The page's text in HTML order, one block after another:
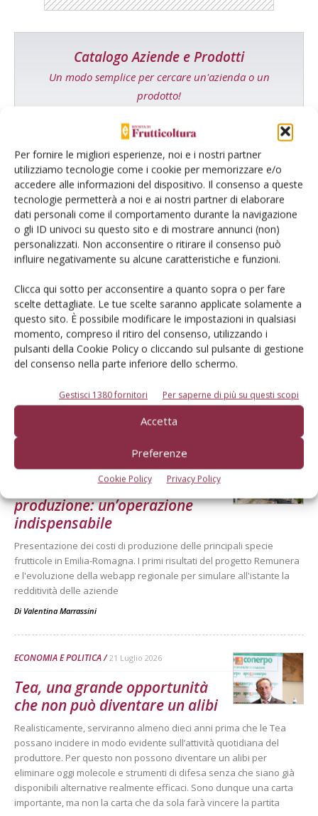
Per fornire le migliori esperienze, noi e i nostri partner
utilizziamo tecnologie come i cookie per memorizzare e/o
accedere alle informazioni del dispositivo. Il consenso a queste
tecnologie permetterà a noi e ai nostri partner di elaborare
dati personali come il comportamento durante la navigazione
o gli ID univoci su questo sito e di mostrare annunci (non)
personalizzati. Non acconsentire o ritirare il consenso può
influire negativamente su alcune caratteristiche e funzioni.
Clicca qui sotto per acconsentire a quanto sopra o per fare
scelte dettagliate. Le tue scelte saranno applicate solamente a
questo sito. È possibile modificare le impostazioni in qualsiasi
momento, compreso il ritiro del consenso, utilizzando i
pulsanti della Cookie Policy o cliccando sul pulsante di gestione
del consenso nella parte inferiore dello schermo.
Gestisci 1380 fornitori Per saperne di più su questi scopi
Accetta
Preferenze
Cookie Policy Privacy Policy
Catalogo Aziende e Prodotti
Un modo semplice per cercare un'azienda o un
prodotto!
Cerca adesso
L'Esperto risponde
I consigli di Terra e Vita agli agricoltori
Cerca adesso
22 Luglio 2026
Monitoraggio dei costi di
produzione: un’operazione
indispensabile
Presentazione dei costi di produzione delle principali specie
frutticole in Emilia-Romagna. I primi risultati del progetto Remunera
e l'evoluzione della webapp regionale per simulare all'istante la
redditività delle aziende
Di Valentina Marrassini
ECONOMIA E POLITICA 21 Luglio 2026
Tea, una grande opportunità
che non può diventare un alibi
Realisticamente, serviranno almeno dieci anni prima che le Tea
possano incidere in modo evidente sull’attività quotidiana del
produttore. Per questo non possono diventare un alibi per
eliminare oggi molecole e strumenti di difesa senza che siano già
disponibili alternative realmente efficaci. Sono dunque una carta
importante, ma non la carta che da sola farà vincere la partita